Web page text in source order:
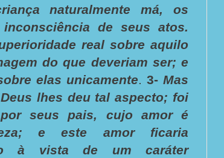
naturalmente má, os
de seus atos.
real sobre aquilo
do que deveriam ser; e
elas unicamente. 3- Mas
lhes deu tal aspecto; foi
seus pais, cujo amor é
e este amor ficaria
à vista de um caráter